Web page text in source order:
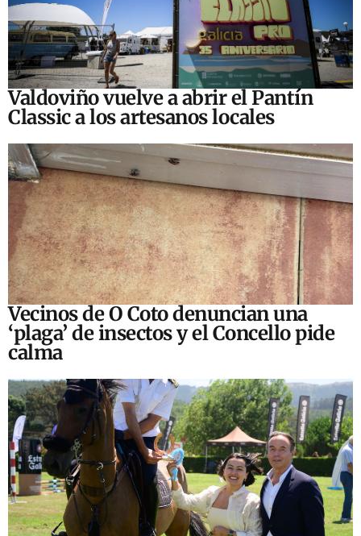
Valdoviño vuelve a abrir el Pantín
Classic a los artesanos locales
Vecinos de O Coto denuncian una
‘plaga’ de insectos y el Concello pide
calma